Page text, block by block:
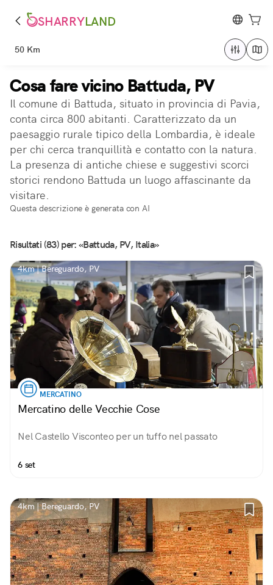
SHARRYLAND
50 Km
Cosa fare vicino Battuda, PV
Il comune di Battuda, situato in provincia di Pavia,
conta circa 800 abitanti. Caratterizzato da un
paesaggio rurale tipico della Lombardia, è ideale
per chi cerca tranquillità e contatto con la natura.
La presenza di antiche chiese e suggestivi scorci
storici rendono Battuda un luogo affascinante da
visitare.
Questa descrizione è generata con AI
Risultati (83) per: «Battuda, PV, Italia»
4km | Bereguardo, PV
MERCATINO
Mercatino delle Vecchie Cose
Nel Castello Visconteo per un tuffo nel passato
6 set
4km | Bereguardo, PV